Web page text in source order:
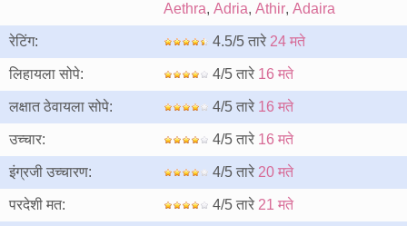
Aethra, Adria, Athir, Adaira
रेटिंग: 4.5/5 तारे 24 मते
लिहायला सोपे: 4/5 तारे 16 मते
लक्षात ठेवायला सोपे: 4/5 तारे 16 मते
उच्चार: 4/5 तारे 16 मते
इंग्रजी उच्चारण: 4/5 तारे 20 मते
परदेशी मत: 4/5 तारे 21 मते